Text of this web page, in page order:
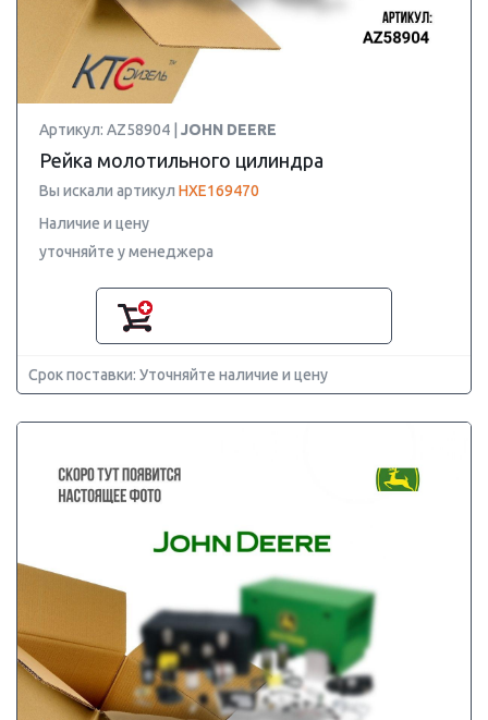
Артикул: AZ58904 | JOHN DEERE
Рейка молотильного цилиндра
Вы искали артикул HXE169470
Наличие и цену
уточняйте у менеджера
Срок поставки: Уточняйте наличие и цену